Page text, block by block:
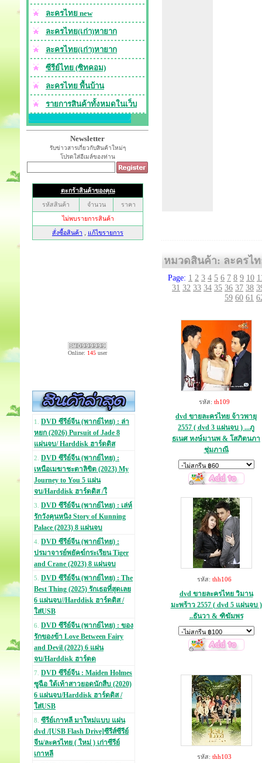
ละครไทย new
ละครไทย(เก่า)หายาก
ละครไทย(เก่า)หายาก
ซีรีย์ไทย (ซิทคอม)
ละครไทย พื้นบ้าน
รายการสินค้าทั้งหมดในเว็บ
Newsletter
รับข่าวสารเกี่ยวกับสินค้าใหม่ๆ
โปรดใส่อีเมล์ของท่าน
Online: 145 user
1. DVD ซีรีย์จีน (พากย์ไทย) : ล่า
หยก (2026) Pursuit of Jade 8
แผ่นจบ/ Harddisk ฮาร์ดดิส
2. DVD ซีรีย์จีน (พากย์ไทย) :
เหนือเมฆาชะตาลิขิต (2023) My
Journey to You 5 แผ่น
จบ/Harddisk ฮาร์ดดิส /ใ
3. DVD ซีรีย์จีน (พากย์ไทย) : เล่ห์
รักวังคุนหนิง Story of Kunning
Palace (2023) 8 แผ่นจบ
4. DVD ซีรีย์จีน (พากย์ไทย) :
ปรมาจารย์พยัคฆ์กระเรียน Tiger
and Crane (2023) 8 แผ่นจบ
5. DVD ซีรีย์จีน (พากย์ไทย) : The
Best Thing (2025) รักเธอที่สุดเลย
6 แผ่นจบ//Harddisk ฮาร์ดดิส /
ใส่USB
6. DVD ซีรีย์จีน (พากย์ไทย) : ของ
รักของข้า Love Between Fairy
and Devil (2022) 6 แผ่น
จบ/Harddisk ฮาร์ดด
7. DVD ซีรีย์จีน : Maiden Holmes
ซูฉือ ใต้เท้าสาวยอดนักสืบ (2020)
6 แผ่นจบ/Harddisk ฮาร์ดดิส /
ใส่USB
8. ซีรีย์เกาหลี มาใหม่แบบ แผ่น
dvd /[USB Flash Drive]ซีรีส์ซีรีย์
จีน/ละครไทย ( ใหม่ ) เก่าซีรีย์
เกาหลี
หมวดสินค้า: ละครไท
Page: 1 2 3 4 5 6 7 8 9 10
31 32 33 34 35 36 37 38
59 60 61
รหัส: th109
dvd ขายละครไทย จ้าวพายุ
2557 ( dvd 3 แผ่นจบ ) ...ภู
ธเนศ หงษ์มานพ & โสภิตนภา
ชุ่มภาณี
รหัส: thh106
dvd ขายละครไทย วิมาน
มะพร้าว 2557 ( dvd 5 แผ่นจบ )
..ธันวา & ฑิฆัมพร
รหัส: thh103